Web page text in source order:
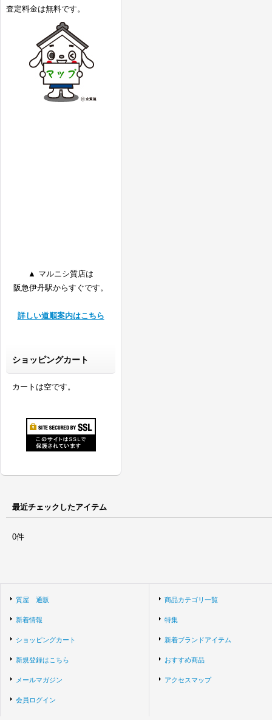
査定料金は無料です。
▲ マルニシ質店は
阪急伊丹駅からすぐです。
詳しい道順案内はこちら
ショッピングカート
カートは空です。
最近チェックしたアイテム
0件
質屋 通販
新着情報
ショッピングカート
新規登録はこちら
メールマガジン
会員ログイン
商品カテゴリ一覧
特集
新着ブランドアイテム
おすすめ商品
アクセスマップ